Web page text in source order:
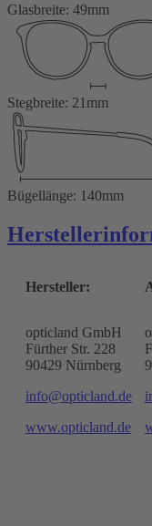
Glasbreite: 49mm
Stegbreite: 21mm
Bügellänge: 140mm
Hersteller:
opticland GmbH
Fürther Str. 228
90429 Nürnberg
info@opticland.de
www.opticland.de